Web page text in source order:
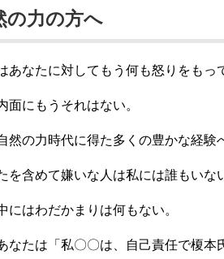
の力の方へ
あなたに対してもう何も怒りをもっ
面にもうそれはない。
然の力時代に得た多くの豊かな経験
を含めて嫌いな人は私には誰もいな
にはわだかまりは何もない。
なたは「私〇〇は、自己責任で榎